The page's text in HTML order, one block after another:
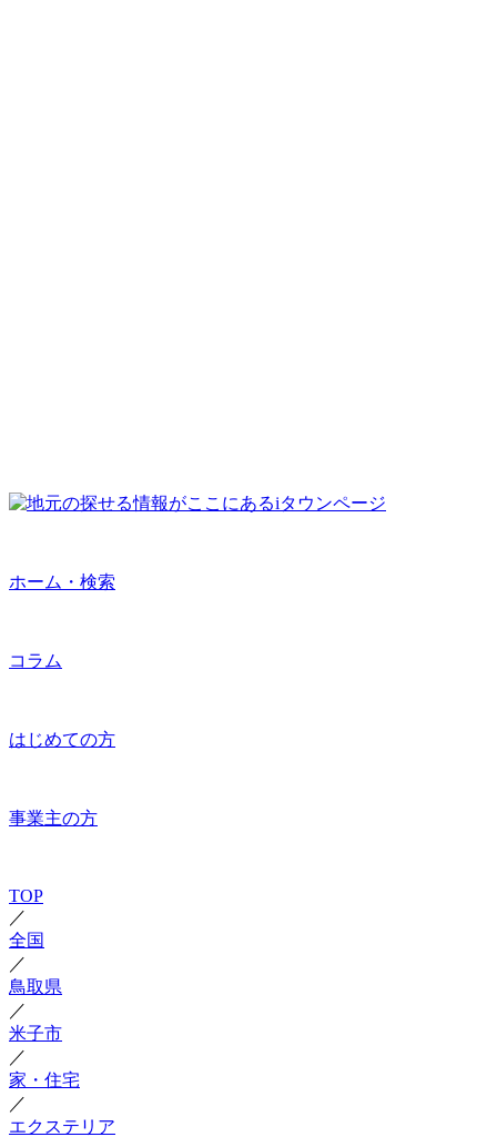
ホーム・検索
コラム
はじめての方
事業主の方
TOP
／
全国
／
鳥取県
／
米子市
／
家・住宅
／
エクステリア